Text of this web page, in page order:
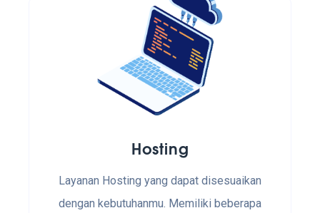
Hosting
Layanan Hosting yang dapat disesuaikan
dengan kebutuhanmu. Memiliki beberapa